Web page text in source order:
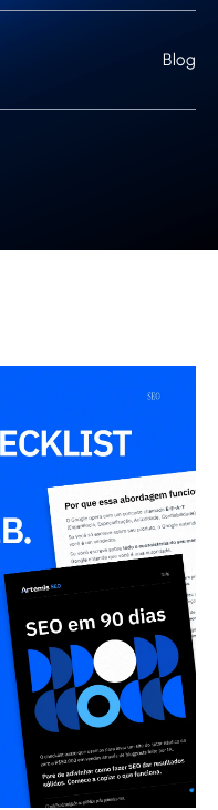
Blog